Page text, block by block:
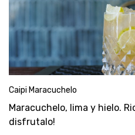
Caipi Maracuchelo
Maracuchelo, lima y hielo.
disfrutalo!